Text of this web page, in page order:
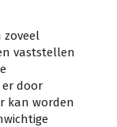
zoveel
vaststellen
er door
kan worden